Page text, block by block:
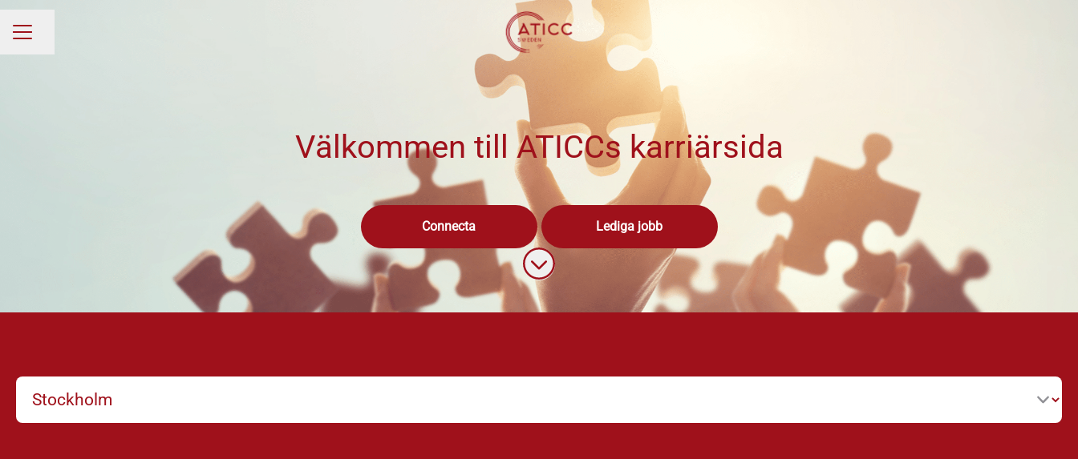
Karriärmeny
Dela sidan
Välkommen till ATICCs karriärsida
Connecta
Lediga jobb
Skrolla för mer innehåll